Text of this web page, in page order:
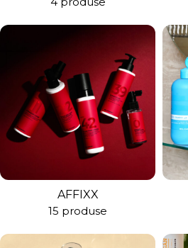
AFFIXX
15 produse